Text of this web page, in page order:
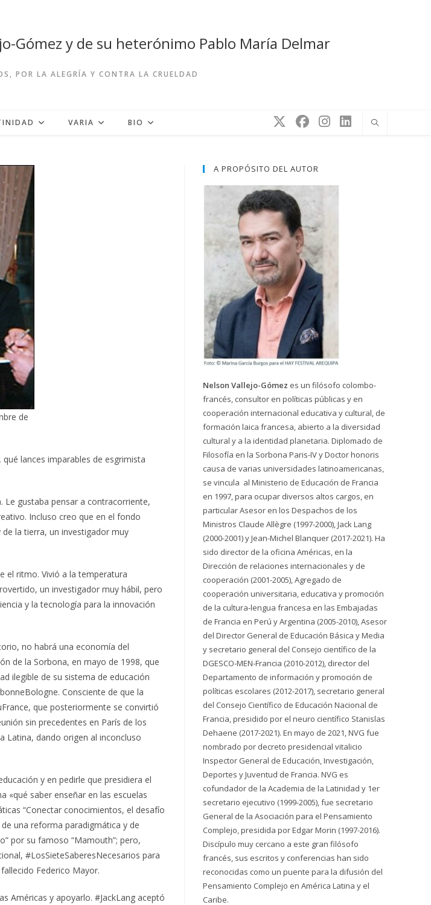
Gómez y de su heterónimo Pablo María Delmar
POR LA ALEGRÍA Y CONTRA LA CRUELDAD
VARIA BIO
de
lances imparables de esgrimista
Le gustaba pensar a contracorriente,
Incluso creo que en el fondo
la tierra, un investigador muy
el ritmo. Vivió a la temperatura
un investigador muy hábil, pero
y la tecnología para la innovación
no habrá una economía del
de la Sorbona, en mayo de 1998, que
ilegible de su sistema de educación
Consciente de que la
que posteriormente se convirtió
sin precedentes en París de los
Latina, dando origen al inconcluso
y en pedirle que presidiera el
«qué saber enseñar en las escuelas
“Conectar conocimientos, el desafío
una reforma paradigmática y de
por su famoso “Mamouth”; pero,
#LosSieteSaberesNecesarios para
Federico Mayor.
Américas y apoyarlo. #JackLang aceptó
A PROPÓSITO DEL AUTOR
Nelson Vallejo-Gómez es un filósofo colombo-
francés, consultor en políticas públicas y en
cooperación internacional educativa y cultural, de
formación laica francesa, abierto a la diversidad
cultural y a la identidad planetaria. Diplomado de
Filosofía en la Sorbona Paris-IV y Doctor honoris
causa de varias universidades latinoamericanas,
se vincula al Ministerio de Educación de Francia
en 1997, para ocupar diversos altos cargos, en
particular Asesor en los Despachos de los
Ministros Claude Allègre (1997-2000), Jack Lang
(2000-2001) y Jean-Michel Blanquer (2017-2021). Ha
sido director de la oficina Américas, en la
Dirección de relaciones internacionales y de
cooperación (2001-2005), Agregado de
cooperación universitaria, educativa y promoción
de la cultura-lengua francesa en las Embajadas
de Francia en Perú y Argentina (2005-2010), Asesor
del Director General de Educación Básica y Media
y secretario general del Consejo científico de la
DGESCO-MEN-Francia (2010-2012), director del
Departamento de información y promoción de
políticas escolares (2012-2017), secretario general
del Consejo Científico de Educación Nacional de
Francia, presidido por el neuro científico Stanislas
Dehaene (2017-2021). En mayo de 2021, NVG fue
nombrado por decreto presidencial vitalicio
Inspector General de Educación, Investigación,
Deportes y Juventud de Francia. NVG es
cofundador de la Academia de la Latinidad y 1er
secretario ejecutivo (1999-2005), fue secretario
General de la Asociación para el Pensamiento
Complejo, presidida por Edgar Morin (1997-2016).
Discípulo muy cercano a este gran filósofo
francés, sus escritos y conferencias han sido
reconocidas como un puente para la difusión del
Pensamiento Complejo en América Latina y el
Caribe.